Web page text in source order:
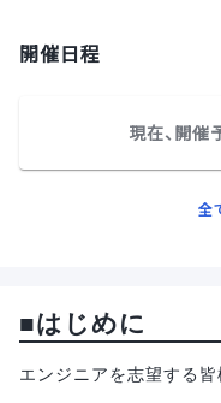
開催日程
現在、開催
全
■はじめに
エンジニアを志望する皆